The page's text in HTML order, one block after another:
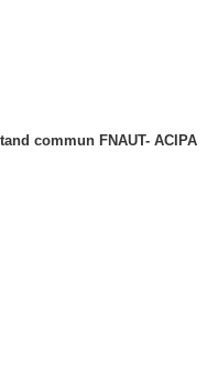
commun FNAUT- ACIPA